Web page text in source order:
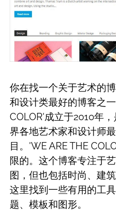
你在找一个关于艺术的
和设计类最好的博客之
COLOR'成立于2010年
界各地艺术家和设计师
目。'WE ARE THE
限的。这个博客专注于
图，但也包括时尚、建
这里找到一些有用的工
题、模板和图形。